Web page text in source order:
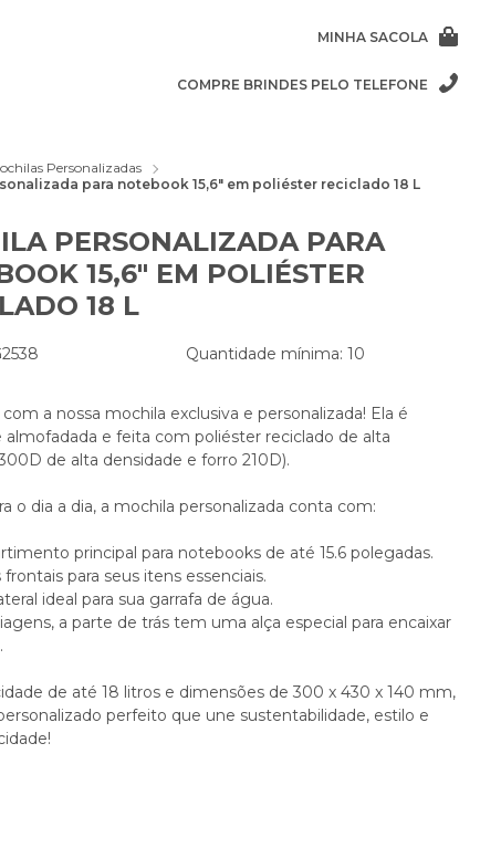
MINHA SACOLA
COMPRE BRINDES PELO TELEFONE
Personalizadas
para notebook 15,6" em poliéster reciclado 18 L
PERSONALIZADA PARA
15,6" EM POLIÉSTER
18 L
Quantidade mínima: 10
a nossa mochila exclusiva e personalizada! Ela é
e feita com poliéster reciclado de alta
de alta densidade e forro 210D).
o dia a dia, a mochila personalizada conta com:
principal para notebooks de até 15.6 polegadas.
frontais para seus itens essenciais.
ideal para sua garrafa de água.
a parte de trás tem uma alça especial para encaixar
de até 18 litros e dimensões de 300 x 430 x 140 mm,
perfeito que une sustentabilidade, estilo e